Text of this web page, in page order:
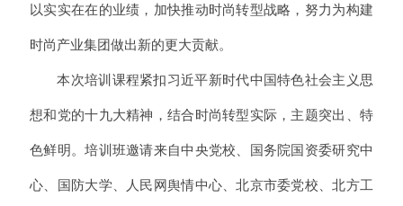
以实实在在的业绩，加快推动时尚转型战略，努力为构建
时尚产业集团做出新的更大贡献。
本次培训课程紧扣习近平新时代中国特色社会主义思
想和党的十九大精神，结合时尚转型实际，主题突出、特
色鲜明。培训班邀请来自中央党校、国务院国资委研究中
心、国防大学、人民网舆情中心、北京市委党校、北方工